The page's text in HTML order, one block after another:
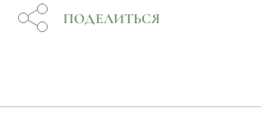
ПОДЕЛИТЬСЯ